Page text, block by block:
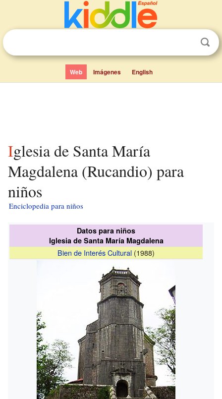
Web Imágenes English
Iglesia de Santa María
Magdalena (Rucandio) para
niños
Enciclopedia para niños
Datos para niños
Iglesia de Santa María Magdalena
Bien de Interés Cultural (1988)